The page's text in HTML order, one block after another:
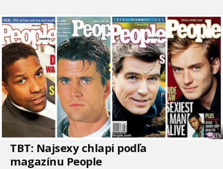
36
TBT: Najsexy chlapi podľa
magazínu People